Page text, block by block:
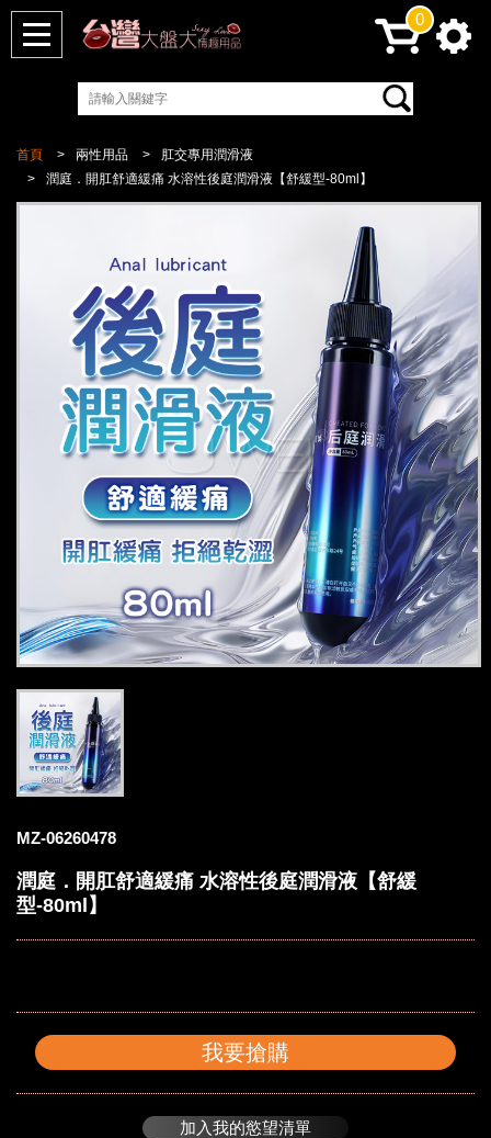
首頁 兩性用品
肛交專用潤滑液
潤庭．開肛舒適緩痛 水溶性後庭潤滑液【舒緩型-80ml】
MZ-06260478
潤庭．開肛舒適緩痛 水溶性後庭潤滑液【舒緩
型-80ml】
我要搶購
加入我的慾望清單
0